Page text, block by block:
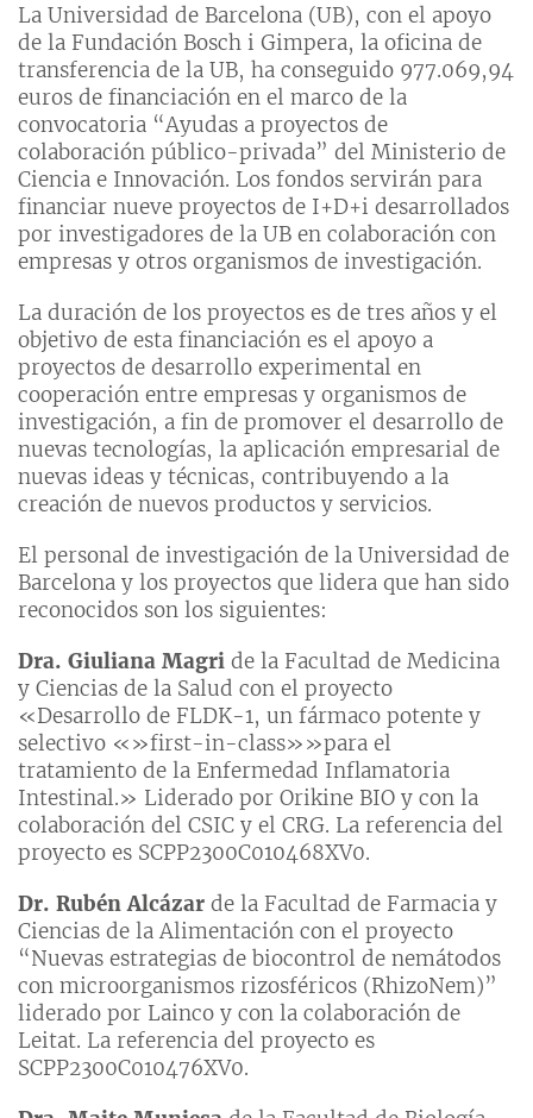
La Universidad de Barcelona (UB), con el apoyo
de la Fundación Bosch i Gimpera, la oficina de
transferencia de la UB, ha conseguido 977.069,94
euros de financiación en el marco de la
convocatoria “Ayudas a proyectos de
colaboración público-privada” del Ministerio de
Ciencia e Innovación. Los fondos servirán para
financiar nueve proyectos de I+D+i desarrollados
por investigadores de la UB en colaboración con
empresas y otros organismos de investigación.
La duración de los proyectos es de tres años y el
objetivo de esta financiación es el apoyo a
proyectos de desarrollo experimental en
cooperación entre empresas y organismos de
investigación, a fin de promover el desarrollo de
nuevas tecnologías, la aplicación empresarial de
nuevas ideas y técnicas, contribuyendo a la
creación de nuevos productos y servicios.
El personal de investigación de la Universidad de
Barcelona y los proyectos que lidera que han sido
reconocidos son los siguientes:
Dra. Giuliana Magri de la Facultad de Medicina
y Ciencias de la Salud con el proyecto
«Desarrollo de FLDK-1, un fármaco potente y
selectivo «»first-in-class»»para el
tratamiento de la Enfermedad Inflamatoria
Intestinal.» Liderado por Orikine BIO y con la
colaboración del CSIC y el CRG. La referencia del
proyecto es SCPP2300C010468XV0.
Dr. Rubén Alcázar de la Facultad de Farmacia y
Ciencias de la Alimentación con el proyecto
“Nuevas estrategias de biocontrol de nemátodos
con microorganismos rizosféricos (RhizoNem)”
liderado por Lainco y con la colaboración de
Leitat. La referencia del proyecto es
SCPP2300C010476XV0.